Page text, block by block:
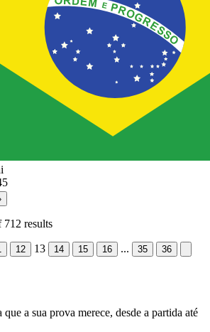
712 results
12 13 14 15 16 ... 35 36
a sua prova merece, desde a partida até